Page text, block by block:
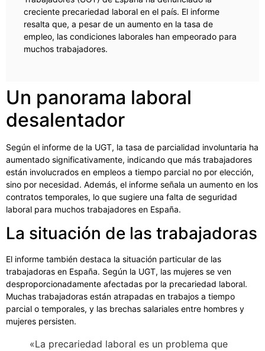
creciente precariedad laboral en el país. El informe
resalta que, a pesar de un aumento en la tasa de
empleo, las condiciones laborales han empeorado para
muchos trabajadores.
Un panorama laboral
desalentador
Según el informe de la UGT, la tasa de parcialidad involuntaria ha
aumentado significativamente, indicando que más trabajadores
están involucrados en empleos a tiempo parcial no por elección,
sino por necesidad. Además, el informe señala un aumento en los
contratos temporales, lo que sugiere una falta de seguridad
laboral para muchos trabajadores en España.
La situación de las trabajadoras
El informe también destaca la situación particular de las
trabajadoras en España. Según la UGT, las mujeres se ven
desproporcionadamente afectadas por la precariedad laboral.
Muchas trabajadoras están atrapadas en trabajos a tiempo
parcial o temporales, y las brechas salariales entre hombres y
mujeres persisten.
«La precariedad laboral es un problema que